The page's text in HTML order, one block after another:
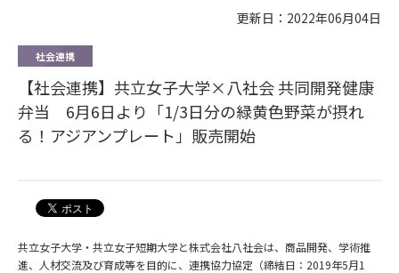
更新日：2022年06月04日
社会連携
【社会連携】共立女子大学×八社会 共同開発健康
弁当 6月6日より「1/3日分の緑黄色野菜が摂れ
る！アジアンプレート」販売開始
共立女子大学・共立女子短期大学と株式会社八社会は、商品開発、学術推
進、人材交流及び育成等を目的に、連携協力協定（締結日：2019年5月1